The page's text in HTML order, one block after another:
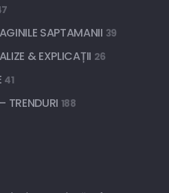
SAPTAMANII 39
& EXPLICAȚII 26
41
TRENDURI 188